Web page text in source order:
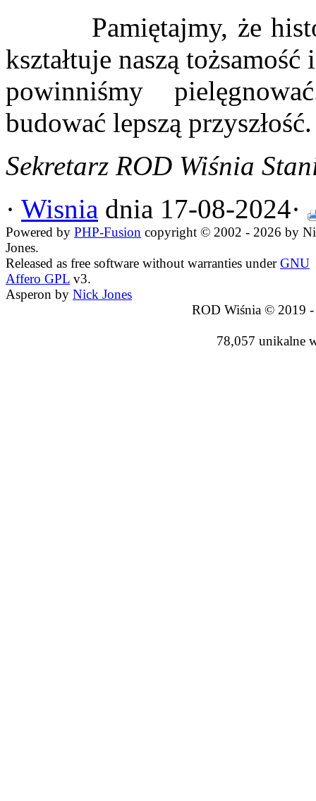
Pamiętajmy, że
kształtuje naszą
powinniśmy
budować lepszą przyszłość.
Sekretarz ROD Wiśnia
· Wisnia dnia 17-08-2024·
Powered by PHP-Fusion copyright © 2002 - 2026 by
Jones.
Released as free software without warranties underGNU
Affero GPL v3.
Asperon by Nick Jones
ROD Wiśnia © 2019
78,057 unikalne